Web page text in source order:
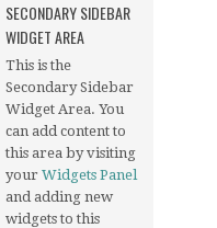
SECONDARY SIDEBAR
WIDGET AREA
This is the
Secondary Sidebar
Widget Area. You
can add content to
this area by visiting
your Widgets Panel
and adding new
widgets to this